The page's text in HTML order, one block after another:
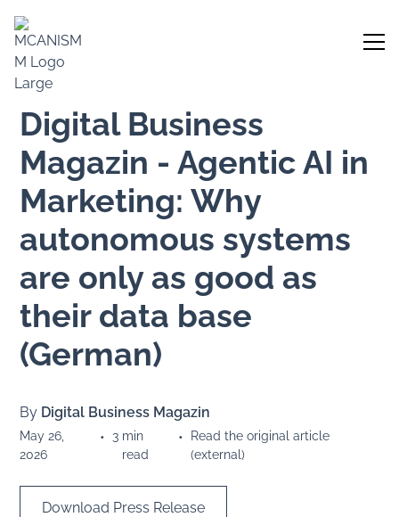
Digital Business
Magazin - Agentic AI in
Marketing: Why
autonomous systems
are only as good as
their data base
(German)
By Digital Business Magazin
May 26,
2026
• 3 min
read
•
Read the original article
(external)
Download Press Release